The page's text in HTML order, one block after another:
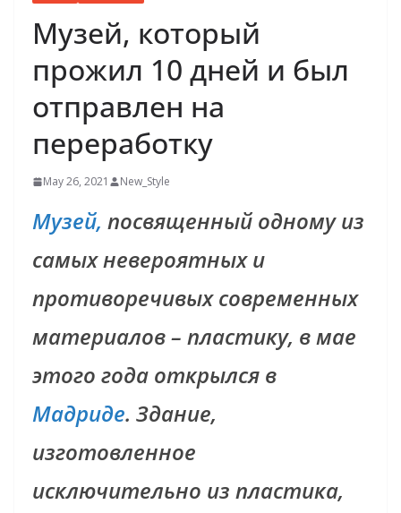
Музей, который
прожил 10 дней и был
отправлен на
переработку
May 26, 2021 New_Style
Музей, посвященный одному из
самых невероятных и
противоречивых современных
материалов – пластику, в мае
этого года открылся в
Мадриде. Здание,
изготовленное
исключительно из пластика,